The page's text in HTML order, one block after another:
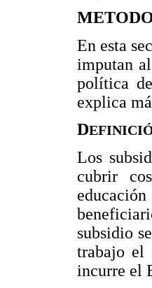
En esta
imputan
política
explica
D
Los
cubrir
subsidio
trabajo el
incurre el